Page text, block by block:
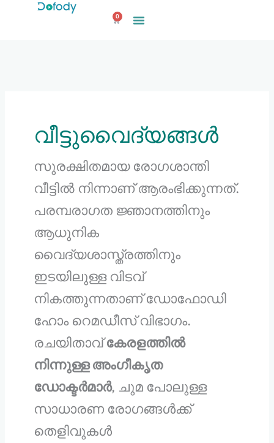
ഉള്ളടക്കത്തിലേക്ക്
0
കാർട്ട്
വീട്ടുവൈദ്യങ്ങൾ
സുരക്ഷിതമായ രോഗശാന്തി
വീട്ടിൽ നിന്നാണ് ആരംഭിക്കുന്നത്.
പരമ്പരാഗത ജ്ഞാനത്തിനും
ആധുനിക
വൈദ്യശാസ്ത്രത്തിനും
ഇടയിലുള്ള വിടവ്
നികത്തുന്നതാണ് ഡോഫോഡി
ഹോം റെമഡീസ് വിഭാഗം.
രചയിതാവ്കേരളത്തിൽ
നിന്നുള്ള അംഗീകൃത
ഡോക്ടർമാർ, ചുമ പോലുള്ള
സാധാരണ രോഗങ്ങൾക്ക്
തെളിവുകൾ